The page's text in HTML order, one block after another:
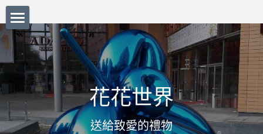
首頁
氣球小品
基初氣球
Q版氣球公仔
花花世界
美味蛋糕
花花世界
送給致愛的禮物